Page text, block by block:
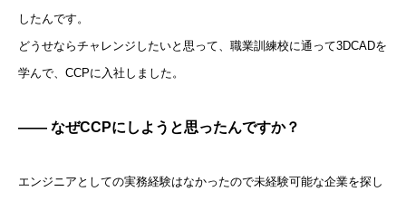
したんです。
どうせならチャレンジしたいと思って、職業訓練校に通って3DCADを
学んで、CCPに入社しました。
—— なぜCCPにしようと思ったんですか？
エンジニアとしての実務経験はなかったので未経験可能な企業を探し